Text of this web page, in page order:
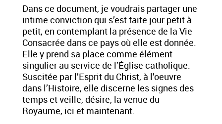
Dans ce document, je voudrais partager une
intime conviction qui s’est faite jour petit à
petit, en contemplant la présence de la Vie
Consacrée dans ce pays où elle est donnée.
Elle y prend sa place comme élément
singulier au service de l’Église catholique.
Suscitée par l’Esprit du Christ, à l’oeuvre
dans l’Histoire, elle discerne les signes des
temps et veille, désire, la venue du
Royaume, ici et maintenant.